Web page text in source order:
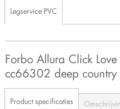
Legservice PVC
Forbo Allura Click
cc66302 deep country
Product specificaties